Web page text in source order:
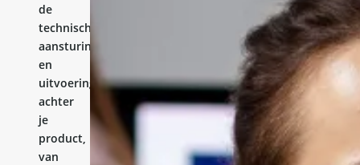
de
technische
aansturing
en
uitvoering
achter
je
product,
van